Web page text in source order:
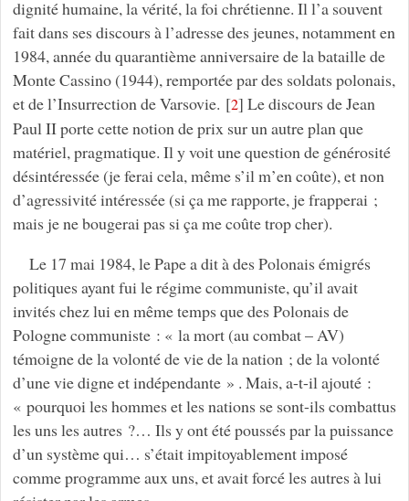
dignité humaine, la vérité, la foi chrétienne. Il l’a souvent
fait dans ses discours à l’adresse des jeunes, notamment en
1984, année du quarantième anniversaire de la bataille de
Monte Cassino (1944), remportée par des soldats polonais,
et de l’Insurrection de Varsovie. [2] Le discours de Jean
Paul II porte cette notion de prix sur un autre plan que
matériel, pragmatique. Il y voit une question de générosité
désintéressée (je ferai cela, même s’il m’en coûte), et non
d’agressivité intéressée (si ça me rapporte, je frapperai ;
mais je ne bougerai pas si ça me coûte trop cher).
Le 17 mai 1984, le Pape a dit à des Polonais émigrés
politiques ayant fui le régime communiste, qu’il avait
invités chez lui en même temps que des Polonais de
Pologne communiste : « la mort (au combat – AV)
témoigne de la volonté de vie de la nation ; de la volonté
d’une vie digne et indépendante » . Mais, a-t-il ajouté :
« pourquoi les hommes et les nations se sont-ils combattus
les uns les autres ?… Ils y ont été poussés par la puissance
d’un système qui… s’était impitoyablement imposé
comme programme aux uns, et avait forcé les autres à lui